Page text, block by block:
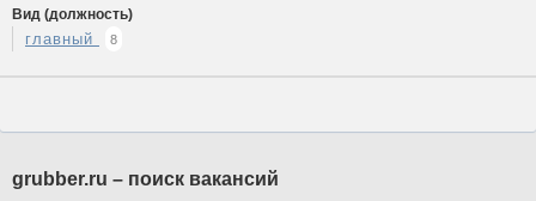
Вид (должность)
главный 8
grubber.ru – поиск вакансий